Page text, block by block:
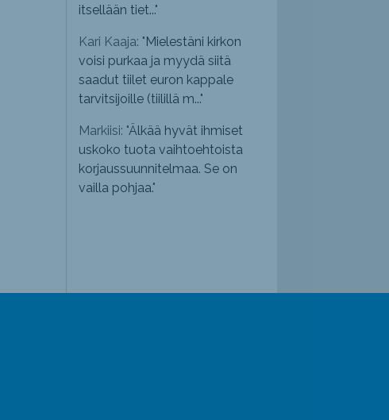
itsellään tiet..."
Kari Kaaja: " Mielestäni kirkon
voisi purkaa ja myydä siitä
saadut tiilet euron kappale
tarvitsijoille (tiilillä m..."
Markiisi: "Älkää hyvät ihmiset
uskoko tuota vaihtoehtoista
korjaussuunnitelmaa. Se on
vailla pohjaa."